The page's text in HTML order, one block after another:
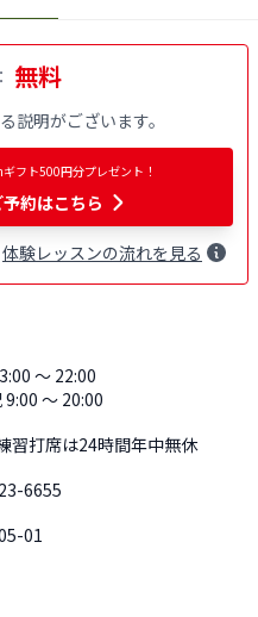
： 無料
説明がございます。
フト500円分プレゼント！
約はこちら
体験レッスンの流れを見る
〜 22:00
9:00 〜 20:00
習打席は24時間年中無休
6655
01